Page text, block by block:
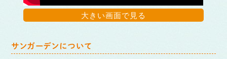
大きい画面で見る
サンガーデンについて